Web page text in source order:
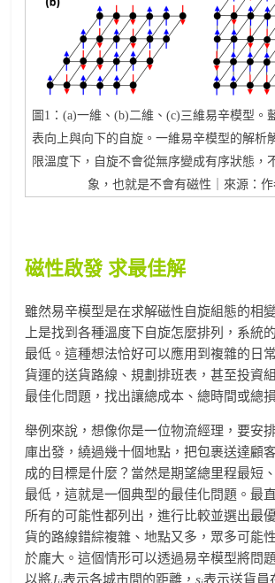
圖1：(a)一維、(b)二維、(c)三維易辛模型。
表向上與向下的自旋。一維易辛模型的解析
限溫度下，自旋不會從無序變成有序狀態，
象，也就是不會有磁性｜來源：
磁性啟發 求最佳解
雖然易辛模型是在求解磁性自旋組態的相
上是找到各種溫度下自旋怎麼排列，系統
最低。這種想法恰好可以應用到複雜的日
貨運的送貨路線、規劃排班表，甚至投資
最佳化問題，找出讓總成本、總時間或總
舉例來說，想像你是一位物流經理，要安
庫出發，繞過幾十個地點，把包裹送達顧
成的目標是什麼？當然是期望總里程最短
最低，這就是一個典型的最佳化問題。最
所有的可能性都列出，進行比較並選出最
貨的路線錯綜複雜、地點又多，眾多可能
於龐大。這個情形可以透過易辛模型將問
以將J 表示各城市間的距離，s 表示送貨員